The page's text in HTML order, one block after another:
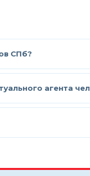
СПб?
агента